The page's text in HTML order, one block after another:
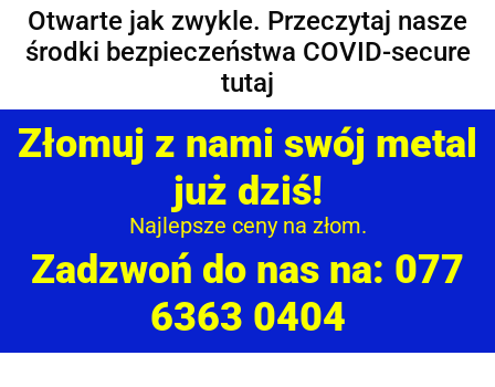
Otwarte jak zwykle. Przeczytaj nasze
środki bezpieczeństwa COVID-secure
tutaj
Złomuj z nami swój metal
już dziś!
Najlepsze ceny na złom.
Zadzwoń do nas na: 077
6363 0404